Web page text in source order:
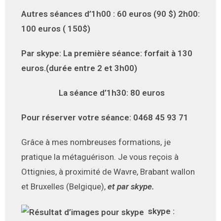
Autres séances d’1h00 : 60 euros (90 $) 2h00:
100 euros ( 150$)
Par skype: La première séance: forfait à 130
euros.(durée entre 2 et 3h00)
La séance d’1h30: 80 euros
Pour réserver votre séance: 0468 45 93 71
Grâce à mes nombreuses formations, je
pratique la métaguérison. Je vous reçois à
Ottignies, à proximité de Wavre, Brabant wallon
et Bruxelles (Belgique), et par skype.
skype :